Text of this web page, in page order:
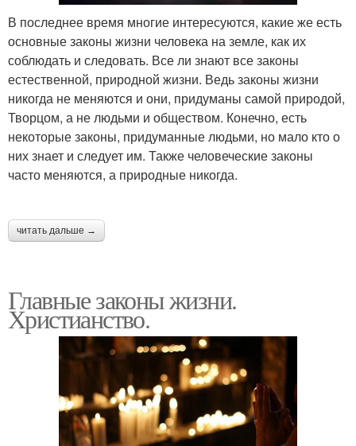
В последнее время многие интересуются, какие же есть
основные законы жизни человека на земле, как их
соблюдать и следовать. Все ли знают все законы
естественной, природной жизни. Ведь законы жизни
никогда не меняются и они, придуманы самой природой,
Творцом, а не людьми и обществом. Конечно, есть
некоторые законы, придуманные людьми, но мало кто о
них знает и следует им. Также человеческие законы
часто меняются, а природные никогда.
читать дальше →
Главные законы жизни.
Христианство.